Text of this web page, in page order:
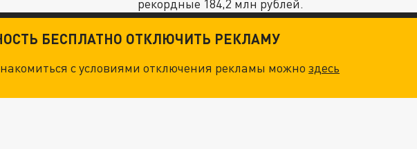
рекордные 184,2 млн рублей.
БЕСПЛАТНО ОТКЛЮЧИТЬ РЕКЛАМУ
с условиями отключения рекламы можноздесь